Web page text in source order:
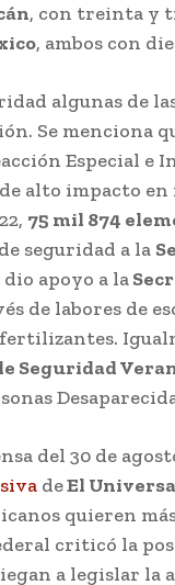
, con treinta y
, ambos con
algunas de
Se menciona
Especial e
de alto impacto en
75 mil 874
seguridad a la
apoyo a la
de labores de
Seguridad
del 30 de
deEl
quieren
criticó la
a legislar la